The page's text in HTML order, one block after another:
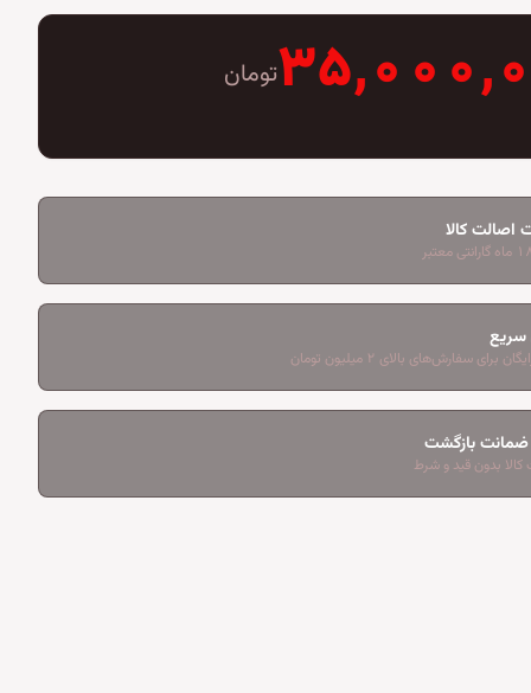
تومان
اصالت کالا
سریع
برای سفارش‌های بالای ۲ میلیون تومان
کالا بدون قید و شرط